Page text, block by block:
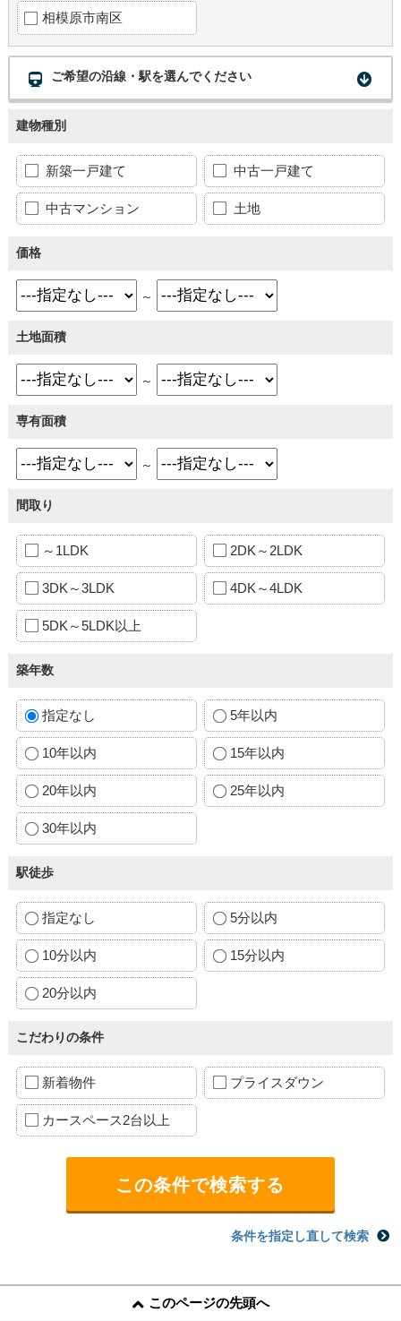
相模原市南区
ご希望の沿線・駅を選んでください
建物種別
新築一戸建て 中古一戸建て
中古マンション 土地
価格
～
土地面積
～
専有面積
～
間取り
～1LDK 2DK～2LDK
3DK～3LDK 4DK～4LDK
5DK～5LDK以上
築年数
指定なし 5年以内
10年以内 15年以内
20年以内 25年以内
30年以内
駅徒歩
指定なし 5分以内
10分以内 15分以内
20分以内
こだわりの条件
新着物件 プライスダウン
カースペース2台以上
条件を指定し直して検索
このページの先頭へ